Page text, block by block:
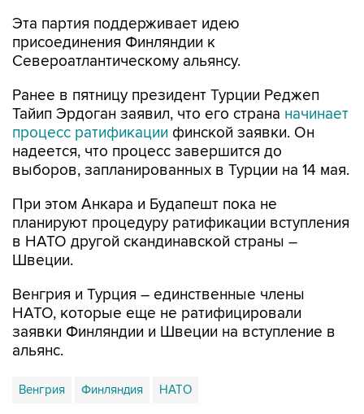
Эта партия поддерживает идею
присоединения Финляндии к
Североатлантическому альянсу.
Ранее в пятницу президент Турции Реджеп
Тайип Эрдоган заявил, что его страна начинает
процесс ратификации финской заявки. Он
надеется, что процесс завершится до
выборов, запланированных в Турции на 14 мая.
При этом Анкара и Будапешт пока не
планируют процедуру ратификации вступления
в НАТО другой скандинавской страны –
Швеции.
Венгрия и Турция – единственные члены
НАТО, которые еще не ратифицировали
заявки Финляндии и Швеции на вступление в
альянс.
Венгрия Финляндия НАТО